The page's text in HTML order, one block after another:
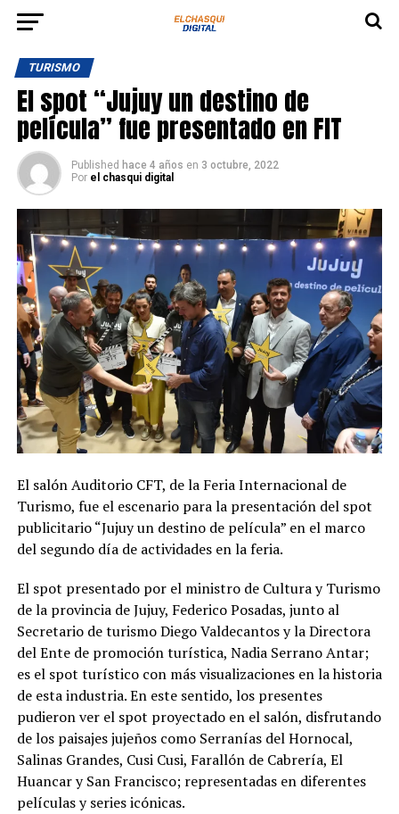
TURISMO
El spot “Jujuy un destino de
película” fue presentado en FIT
Published hace 4 años en 3 octubre, 2022
Por el chasqui digital
El salón Auditorio CFT, de la Feria Internacional de
Turismo, fue el escenario para la presentación del spot
publicitario “Jujuy un destino de película” en el marco
del segundo día de actividades en la feria.
El spot presentado por el ministro de Cultura y Turismo
de la provincia de Jujuy, Federico Posadas, junto al
Secretario de turismo Diego Valdecantos y la Directora
del Ente de promoción turística, Nadia Serrano Antar;
es el spot turístico con más visualizaciones en la historia
de esta industria. En este sentido, los presentes
pudieron ver el spot proyectado en el salón, disfrutando
de los paisajes jujeños como Serranías del Hornocal,
Salinas Grandes, Cusi Cusi, Farallón de Cabrería, El
Huancar y San Francisco; representadas en diferentes
películas y series icónicas.